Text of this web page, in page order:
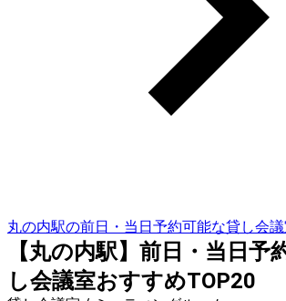
丸の内駅の前日・当日予約可能な貸し会
【丸の内駅】前日・当日予
し会議室おすすめTOP20